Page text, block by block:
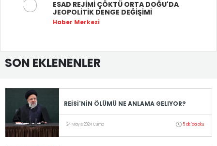
ESAD REJİMİ ÇÖKTÜ ORTA DOĞU'DA
JEOPOLİTİK DENGE DEĞİŞİMİ
Haber Merkezi
SON EKLENENLER
REİSİ'NİN ÖLÜMÜ NE ANLAMA GELIYOR?
24 Mayıs 2024 Cuma 5 dk 'da oku